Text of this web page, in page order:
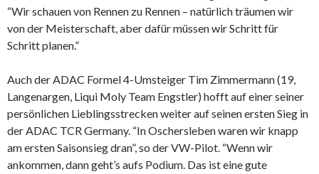
“Wir schauen von Rennen zu Rennen – natürlich träumen wir
von der Meisterschaft, aber dafür müssen wir Schritt für
Schritt planen.”
Auch der ADAC Formel 4-Umsteiger Tim Zimmermann (19,
Langenargen, Liqui Moly Team Engstler) hofft auf einer seiner
persönlichen Lieblingsstrecken weiter auf seinen ersten Sieg in
der ADAC TCR Germany. “In Oschersleben waren wir knapp
am ersten Saisonsieg dran”, so der VW-Pilot. “Wenn wir
ankommen, dann geht’s aufs Podium. Das ist eine gute